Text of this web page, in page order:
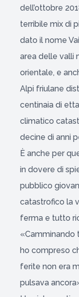
dell’ottobre
terribile mix di
dato il nome
area delle valli
orientale, e
Alpi friulane
centinaia di
climatico
decine di anni
È anche per
in dovere di
pubblico
catastrofico la
ferma e tutto
«Camminando
ho compreso
ferite non era
pulsava